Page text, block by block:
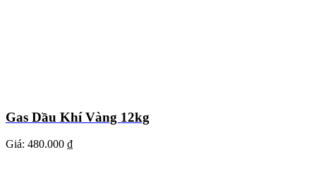
Gas Dầu Khí Vàng 12kg
Giá: 480.000 ₫